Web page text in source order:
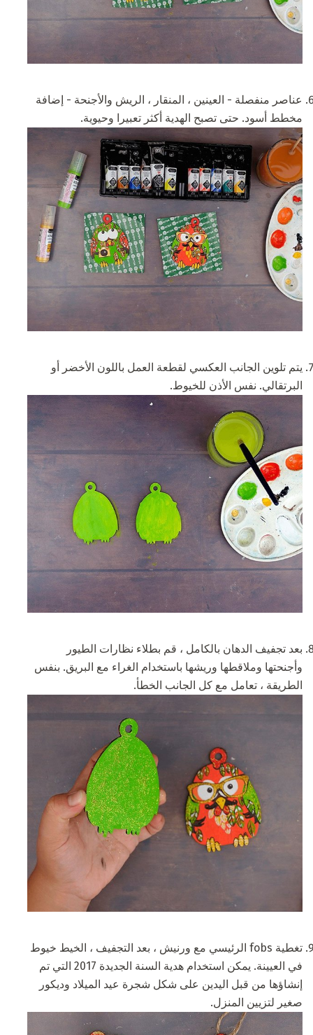
عناصر منفصلة - العينين ، المنقار ، الريش والأجنحة - إضافة
مخطط أسود. حتى تصبح الهدية أكثر تعبيرا وحيوية.
يتم تلوين الجانب العكسي لقطعة العمل باللون الأخضر أو ​​
البرتقالي. نفس الأذن للخيوط.
بعد تجفيف الدهان بالكامل ، قم بطلاء نظارات الطيور
وأجنحتها وملاقطها وريشها باستخدام الغراء مع البريق. بنفس
الطريقة ، تعامل مع كل الجانب الخطأ.
تغطية fobs الرئيسي مع ورنيش ، بعد التجفيف ، الخيط خيوط
في العيينة. يمكن استخدام هدية السنة الجديدة 2017 التي تم
إنشاؤها من قبل اليدين على شكل شجرة عيد الميلاد وديكور
صغير لتزيين المنزل.